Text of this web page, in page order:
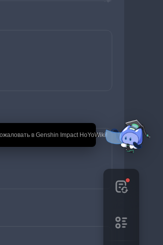
в Genshin Impact HoYoWiki!